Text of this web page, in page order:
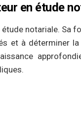
en étude
notariale. Sa
et à déterminer la